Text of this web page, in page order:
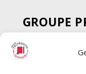
GROUPE
Chèque